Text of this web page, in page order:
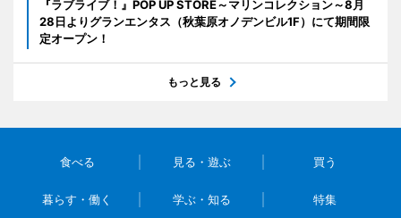
『ラブライブ！』POP UP STORE～マリンコレクション～8月
28日よりグランエンタス（秋葉原オノデンビル1F）にて期間限
定オープン！
もっと見る
食べる 見る・遊ぶ 買う
暮らす・働く 学ぶ・知る 特集